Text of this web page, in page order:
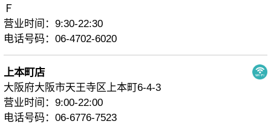
Ｆ
营业时间：9:30-22:30
电话号码：06-4702-6020
上本町店
大阪府大阪市天王寺区上本町6-4-3
营业时间：9:00-22:00
电话号码：06-6776-7523